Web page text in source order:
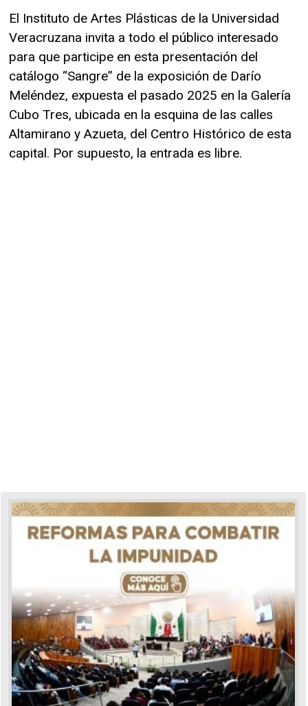
El Instituto de Artes Plásticas de la Universidad
Veracruzana invita a todo el público interesado
para que participe en esta presentación del
catálogo “Sangre” de la exposición de Darío
Meléndez, expuesta el pasado 2025 en la Galería
Cubo Tres, ubicada en la esquina de las calles
Altamirano y Azueta, del Centro Histórico de esta
capital. Por supuesto, la entrada es libre.